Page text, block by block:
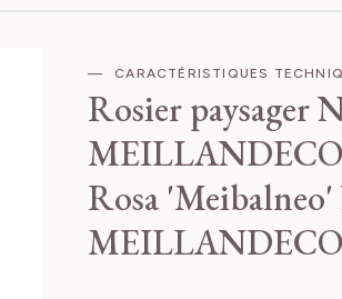
CARACTÉRISTIQUES
Rosier paysager
Rosa